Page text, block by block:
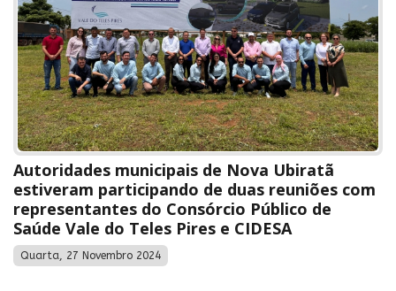
Autoridades municipais de Nova Ubiratã
estiveram participando de duas reuniões com
representantes do Consórcio Público de
Saúde Vale do Teles Pires e CIDESA
Quarta, 27 Novembro 2024